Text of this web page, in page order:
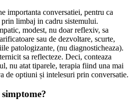
importanta conversatiei, pentru ca
limbaj in cadru sistemului.
modest, nu doar reflexiv, sa
sau de dezvoltare, scurte,
patologizante, (nu diagnosticheaza).
sa reflecteze. Deci, conteaza
nu atat tiparele, terapia fiind una mai
de optiuni și intelesuri prin conversatie.
simptome?